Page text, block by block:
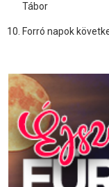
Tábor
Forró napok